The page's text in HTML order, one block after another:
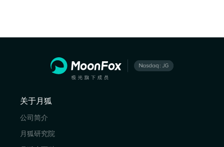
关于月狐
公司简介
月狐研究院